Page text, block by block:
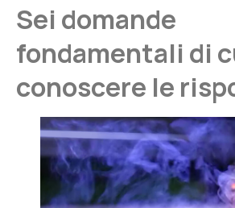
Sei domande
fondamentali di
conoscere le